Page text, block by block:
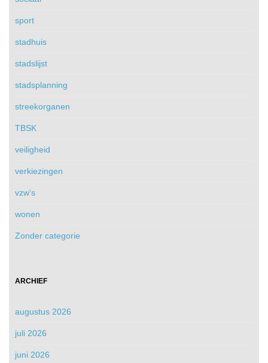
sport
stadhuis
stadslijst
stadsplanning
streekorganen
TBSK
veiligheid
verkiezingen
vzw's
wonen
Zonder categorie
ARCHIEF
augustus 2026
juli 2026
juni 2026